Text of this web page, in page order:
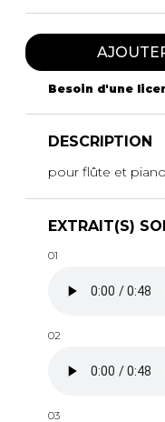
Besoin d'une
DESCRIPTION
pour flûte et piano
EXTRAIT(S)
01
02
03